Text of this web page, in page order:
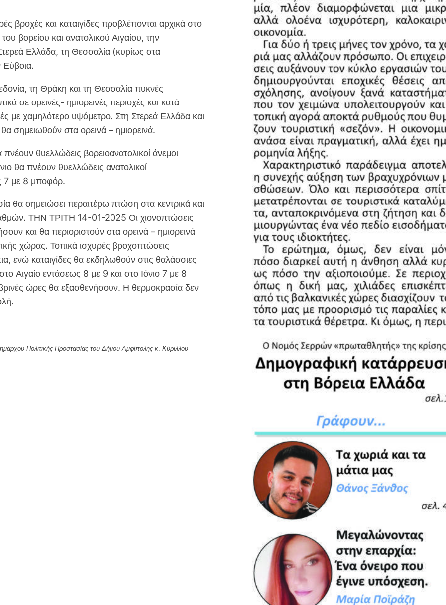
και καταιγίδες προβλέπονται αρχικά στο
βορείου και ανατολικού Αιγαίου, την
Ελλάδα, τη Θεσσαλία (κυρίως στα
Εύβοια.
τη Θράκη και τη Θεσσαλία πυκνές
σε ορεινές- ημιορεινές περιοχές και κατά
με χαμηλότερο υψόμετρο. Στη Στερεά Ελλάδα και
σημειωθούν στα ορεινά – ημιορεινά.
θυελλώδεις βορειοανατολικοί άνεμοι
θα πνέουν θυελλώδεις ανατολικοί
7 με 8 μποφόρ.
σημειώσει περαιτέρω πτώση στα κεντρικά και
ΤΗΝ ΤΡΙΤΗ 14-01-2025 Οι χιονοπτώσεις
και θα περιοριστούν στα ορεινά – ημιορεινά
χώρας. Τοπικά ισχυρές βροχοπτώσεις
ενώ καταιγίδες θα εκδηλωθούν στις θαλάσσιες
Αιγαίο εντάσεως 8 με 9 και στο Ιόνιο 7 με 8
ώρες θα εξασθενήσουν. Η θερμοκρασία δεν
Πολιτικής Προστασίας του Δήμου Αμφίπολης κ. Κύριλλου